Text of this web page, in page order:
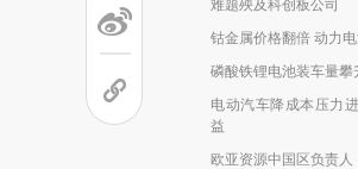
难题殃及科创板公司
钴金属价格翻倍 动力
磷酸铁锂电池装车量
电动汽车降成本压力
益
欧亚资源中国区负责